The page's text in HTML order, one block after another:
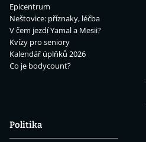
Epicentrum
Neštovice: příznaky, léčba
V čem jezdí Yamal a Mesii?
Kvízy pro seniory
Kalendář úplňků 2026
Co je bodycount?
Politika